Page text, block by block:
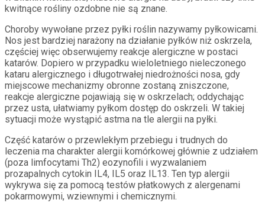
kwitnące rośliny ozdobne nie są znane.
Choroby wywołane przez pyłki roślin nazywamy pyłkowicami.
Nos jest bardziej narażony na działanie pyłków niż oskrzela,
częściej więc obserwujemy reakcje alergiczne w postaci
katarów. Dopiero w przypadku wieloletniego nieleczonego
kataru alergicznego i długotrwałej niedrożności nosa, gdy
miejscowe mechanizmy obronne zostaną zniszczone,
reakcje alergiczne pojawiają się w oskrzelach; oddychając
przez usta, ułatwiamy pyłkom dostęp do oskrzeli. W takiej
sytuacji może wystąpić astma na tle alergii na pyłki.
Część katarów o przewlekłym przebiegu i trudnych do
leczenia ma charakter alergii komórkowej głównie z udziałem
(poza limfocytami Th2) eozynofili i wyzwalaniem
prozapalnych cytokin IL4, IL5 oraz IL13. Ten typ alergii
wykrywa się za pomocą testów płatkowych z alergenami
pokarmowymi, wziewnymi i chemicznymi.